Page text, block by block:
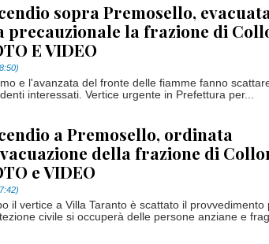
sopra Premosello,
precauzionale la frazione di
E VIDEO
e l'avanzata del fronte delle fiamme fanno
interessati. Vertice urgente in Prefettura per...
a Premosello, ordinata
della frazione di
e VIDEO
il vertice a Villa Taranto è scattato il
civile si occuperà delle persone anziane e